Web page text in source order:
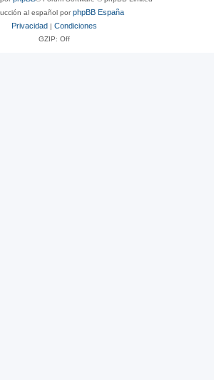
al español porphpBB España
Privacidad | Condiciones
GZIP: Off